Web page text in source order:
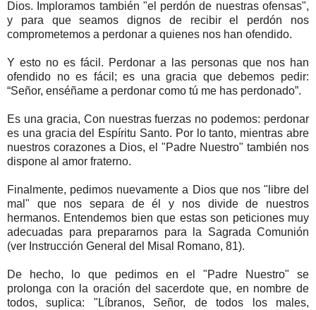
Dios. Imploramos también "el perdón de nuestras ofensas",
y para que seamos dignos de recibir el perdón nos
comprometemos a perdonar a quienes nos han ofendido.
Y esto no es fácil. Perdonar a las personas que nos han
ofendido no es fácil; es una gracia que debemos pedir:
“Señor, enséñame a perdonar como tú me has perdonado”.
Es una gracia, Con nuestras fuerzas no podemos: perdonar
es una gracia del Espíritu Santo. Por lo tanto, mientras abre
nuestros corazones a Dios, el "Padre Nuestro" también nos
dispone al amor fraterno.
Finalmente, pedimos nuevamente a Dios que nos "libre del
mal" que nos separa de él y nos divide de nuestros
hermanos. Entendemos bien que estas son peticiones muy
adecuadas para prepararnos para la Sagrada Comunión
(ver Instrucción General del Misal Romano, 81).
De hecho, lo que pedimos en el "Padre Nuestro" se
prolonga con la oración del sacerdote que, en nombre de
todos, suplica: "Líbranos, Señor, de todos los males,